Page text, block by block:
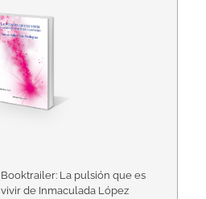
Booktrailer: La pulsión que es
vivir de Inmaculada López